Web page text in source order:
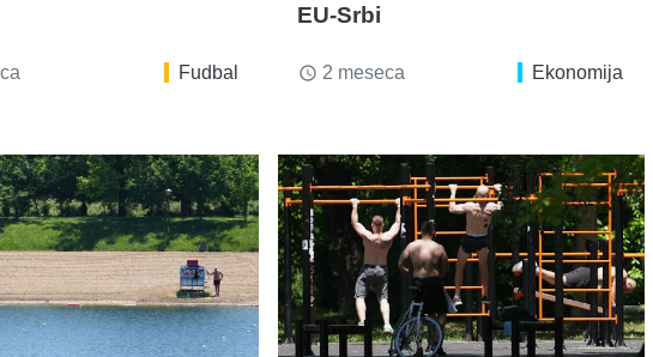
Fudbal
EU-Srbi
access_time 2 meseca Ekonomija